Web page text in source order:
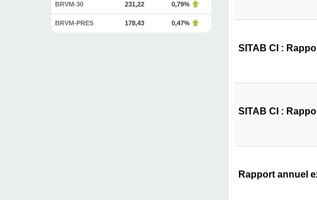
BRVM-30 231,22 0,79%
BRVM-PRES 178,43 0,47%
SITAB CI :
SITAB CI :
Rapport annuel